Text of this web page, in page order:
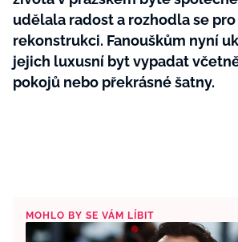
udělala radost a rozhodla se
rekonstrukci. Fanouškům nyní
jejich luxusní byt vypadat
pokojů nebo překrásné šatny.
MOHLO BY SE VÁM LÍBIT